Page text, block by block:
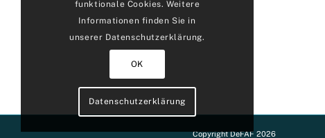
Copyright DeFAF 2026
funktionale Cookies. Weitere
Informationen finden Sie in
unserer Datenschutzerklärung.
OK
Datenschutzerklärung